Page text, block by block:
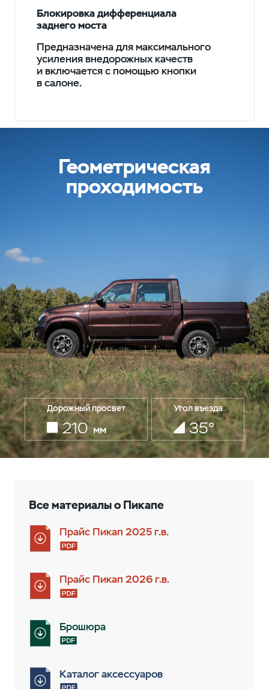
Блокировка дифференциала
заднего моста
Предназначена для максимального
усиления внедорожных качеств
и включается с помощью кнопки
в салоне.
Геометрическая
проходимость
Дорожный просвет
210мм
Угол въезда
35°
Все материалы о Пикапe
Прайс Пикап 2025 г.в.
Прайс Пикап 2026 г.в.
Брошюра
Каталог аксессуаров